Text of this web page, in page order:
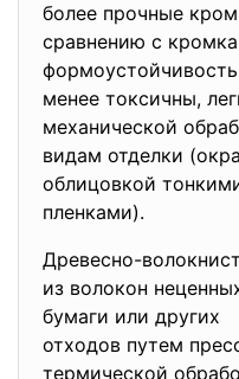
более прочные
сравнению с
менее токсичны,
механической
видам отделки
облицовкой
пленками).
Древесно-
из волокон
бумаги или других
отходов путем
термической